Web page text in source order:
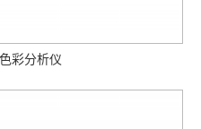
彩分析仪